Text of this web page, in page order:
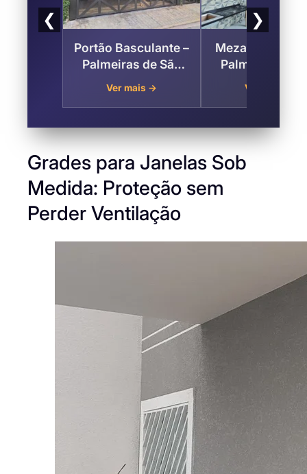
❮
Portão Basculante –
Palmeiras de São
José , São José dos
Ver mais →
Mezanino
Palmeiras de
Ver mais →
❯
Grades para Janelas Sob
Medida: Proteção sem
Perder Ventilação